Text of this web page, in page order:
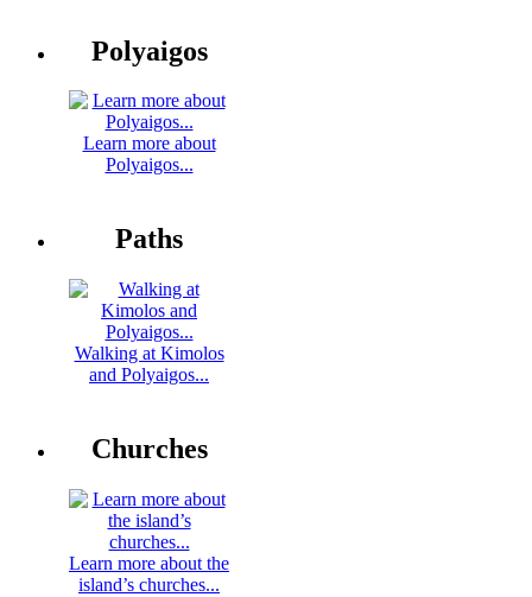
Polyaigos
Learn more about
Polyaigos...
Paths
Walking at Kimolos
and Polyaigos...
Churches
Learn more about the
island’s churches...